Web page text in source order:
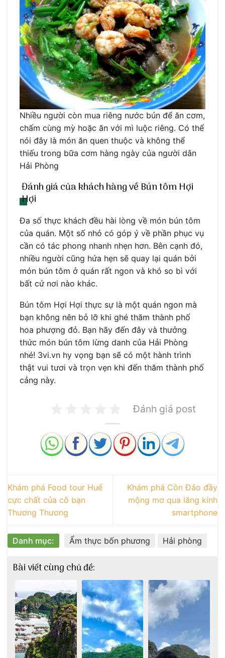
Nhiều người còn mua riêng nước bún để ăn cơm,
chấm cùng mỳ hoặc ăn với mì luộc riêng. Có thể
nói đây là món ăn quen thuộc và không thể
thiếu trong bữa cơm hàng ngày của người dân
Hải Phòng
Đánh giá của khách hàng về Bún tôm Hợi
Hợi
Đa số thực khách đều hài lòng về món bún tôm
của quán. Một số nhỏ có góp ý về phần phục vụ
cần có tác phong nhanh nhẹn hơn. Bên cạnh đó,
nhiều người cũng hứa hẹn sẽ quay lại quán bởi
món bún tôm ở quán rất ngon và khó so bì với
bất cứ nơi nào khác.
Bún tôm Hợi Hợi thực sự là một quán ngon mà
bạn không nên bỏ lỡ khi ghé thăm thành phố
hoa phượng đỏ. Bạn hãy đến đây và thưởng
thức món bún tôm lừng danh của Hải Phòng
nhé! 3vi.vn hy vọng bạn sẽ có một hành trình
thật vui tươi và trọn vẹn khi đến thăm thành phố
cảng này.
Đánh giá post
Khám phá Food tour Huế
cực chất của cô bạn
Thương Thương
Khám phá Côn Đảo đầy
mộng mơ qua lăng kính
smartphone
Danh mục: Ẩm thực bốn phương Hải phòng
Bài viết cùng chủ đề: